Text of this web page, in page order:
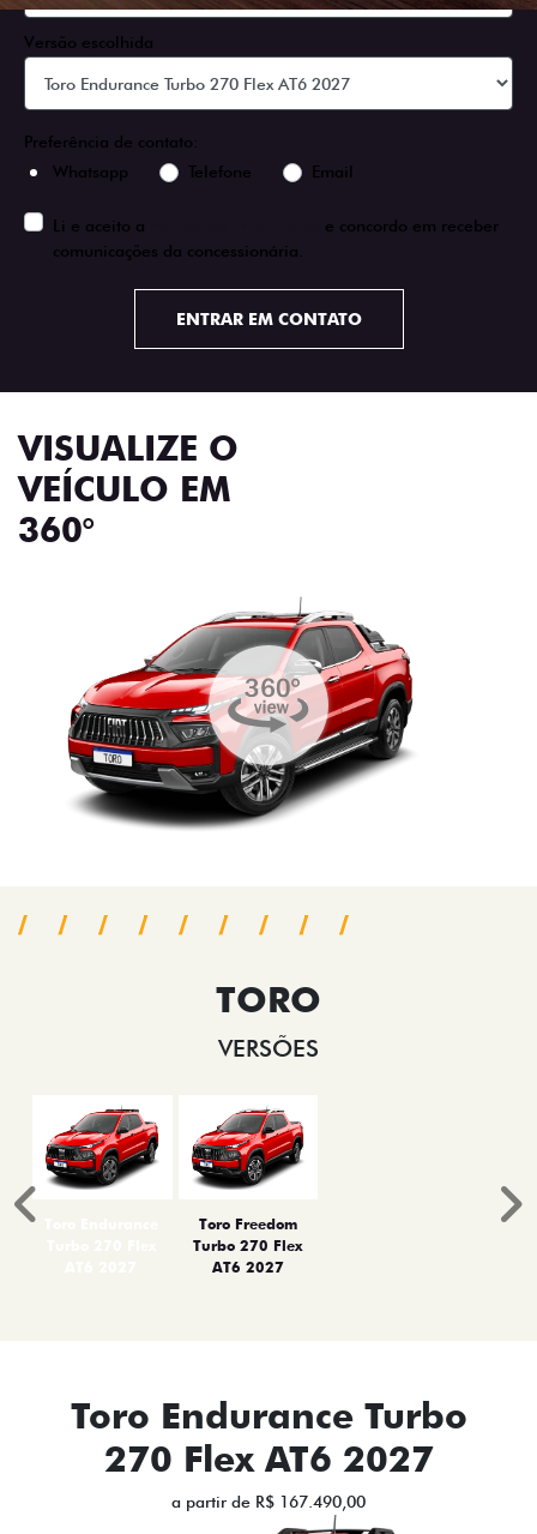
Versão escolhida
Preferência de contato:
Whatsapp
Telefone Email
Li e aceito a
e concordo em receber
comunicações da concessionária.
ENTRAR EM CONTATO
VISUALIZE O
VEÍCULO EM
360°
TORO
VERSÕES
Toro Freedom
Turbo 270 Flex
AT6 2027
Anterior
Toro Endurance Turbo
270 Flex AT6 2027
a partir de R$ 167.490,00